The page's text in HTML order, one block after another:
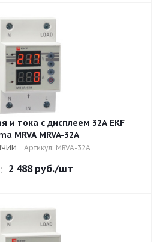
и тока с дисплеем 32A EKF
MRVA MRVA-32A
Артикул: MRVA-32A
2 488 руб./шт